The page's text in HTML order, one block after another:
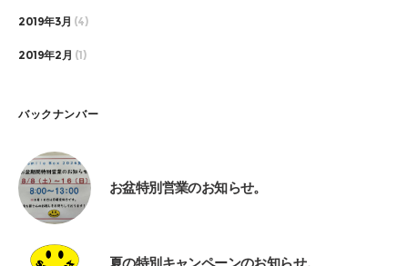
2019年3月 (4)
2019年2月 (1)
バックナンバー
お盆特別営業のお知らせ。